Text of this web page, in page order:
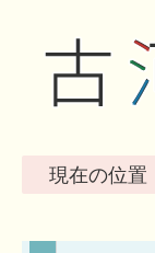
現在の位置